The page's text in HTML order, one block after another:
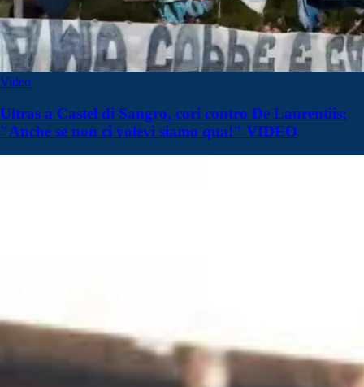
Video
Ultras a Castel di Sangro, cori contro De Laurentiis:
"Anche se non ci volevi siamo qua!" VIDEO